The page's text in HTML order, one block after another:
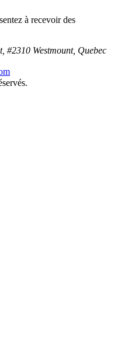
à recevoir des
#2310 Westmount, Quebec